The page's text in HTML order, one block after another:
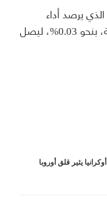
يرصد أداء
العملة الأميركية أمام 6 عملات رئيسة، بنحو 0.03%، ليصل
يثير قلق أوروبا